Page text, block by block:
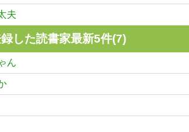
夫
した読書家最新5件(7)
ん